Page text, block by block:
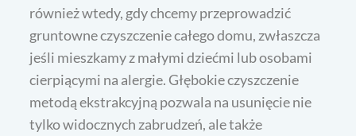
również wtedy, gdy chcemy przeprowadzić
gruntowne czyszczenie całego domu, zwłaszcza
jeśli mieszkamy z małymi dziećmi lub osobami
cierpiącymi na alergie. Głębokie czyszczenie
metodą ekstrakcyjną pozwala na usunięcie nie
tylko widocznych zabrudzeń, ale także